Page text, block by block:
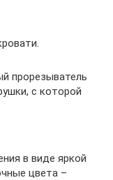
прорезыватель
с которой
в виде яркой
цвета –